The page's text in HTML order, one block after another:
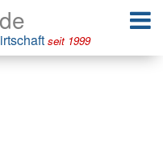
seit 1999